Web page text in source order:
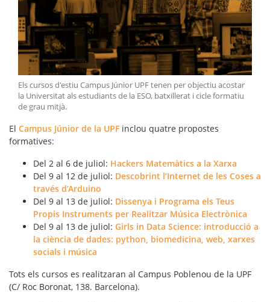
Els cursos d'estiu Campus Júnior UPF tenen per objectiu acostar
la Universitat als estudiants de la ESO, batxillerat i cicle formatiu
de grau mitjà.
El Campus Júnior de la UPF inclou quatre propostes
formatives:
Del 2 al 6 de juliol: Hackers Matemàtics a la Xarxa
Del 9 al 12 de juliol: Descobrint l’Internet de les Coses a
través d’Arduino
Del 9 al 13 de juliol: Dissenya i Programa els Teus
Propis Instruments per Realitzar Música Electrònica
Del 9 al 13 de juliol: Girls in Data Science: introducció a
la ciència de dades: python, biomedicina, web, xarxes
socials i música
Tots els cursos es realitzaran al Campus Poblenou de la UPF
(C/ Roc Boronat, 138. Barcelona).